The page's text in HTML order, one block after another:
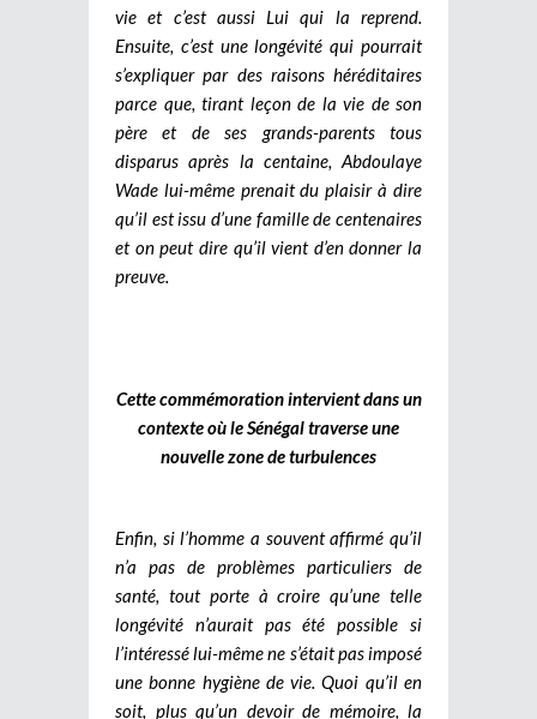
vie et c’est aussi Lui qui la reprend.
Ensuite, c’est une longévité qui pourrait
s’expliquer par des raisons héréditaires
parce que, tirant leçon de la vie de son
père et de ses grands-parents tous
disparus après la centaine, Abdoulaye
Wade lui-même prenait du plaisir à dire
qu’il est issu d’une famille de centenaires
et on peut dire qu’il vient d’en donner la
preuve.
Cette commémoration intervient dans un
contexte où le Sénégal traverse une
nouvelle zone de turbulences
Enfin, si l’homme a souvent affirmé qu’il
n’a pas de problèmes particuliers de
santé, tout porte à croire qu’une telle
longévité n’aurait pas été possible si
l’intéressé lui-même ne s’était pas imposé
une bonne hygiène de vie. Quoi qu’il en
soit, plus qu’un devoir de mémoire, la